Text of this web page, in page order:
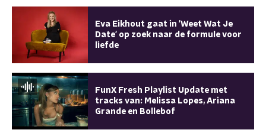
Eva Eikhout gaat in 'Weet Wat Je
Date' op zoek naar de formule voor
liefde
FunX Fresh Playlist Update met
tracks van: Melissa Lopes, Ariana
Grande en Bollebof